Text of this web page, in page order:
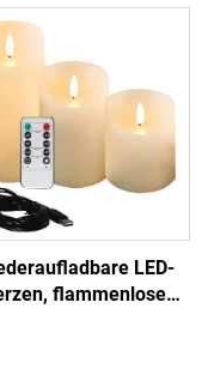
Dekoration
LED-
flammenlose